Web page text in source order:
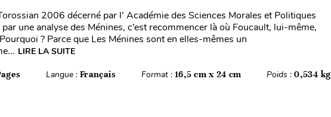
2006 décerné par l’ Académie des Sciences Morales et Politiques
une analyse des Ménines, c’est recommencer là où Foucault, lui-même,
? Parce que Les Ménines sont en elles-mêmes un
LIRE LA SUITE
Langue : Français Format : 16,5 cm x 24 cm Poids :0,534 kg